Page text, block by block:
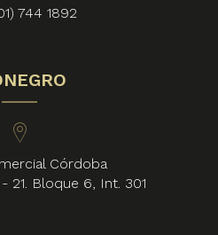
744 1892
Córdoba
21. Bloque 6, Int. 301